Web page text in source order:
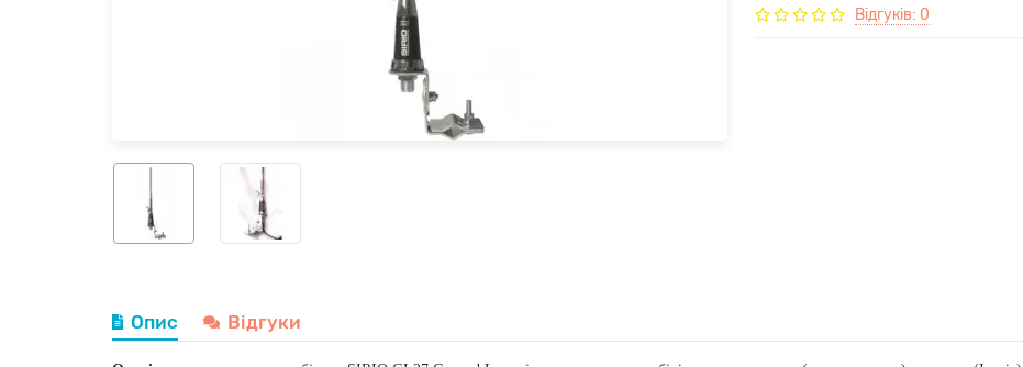
Відгуків: 0
Опис Відгуки